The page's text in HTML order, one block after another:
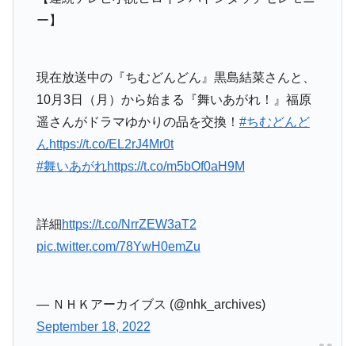
ー】
現在放送中の『ちむどんどん』黒島結菜さんと、
10月3日（月）から始まる『舞いあがれ！』福原
遥さんがドラマゆかりの品を交換！ #ちむどんど
んhttps://t.co/EL2rJ4Mr0t
#舞いあがれhttps://t.co/m5bOf0aH9M
詳細https://t.co/NrrZEW3aT2
pic.twitter.com/78YwH0emZu
— ＮＨＫアーカイブス (@nhk_archives)
September 18, 2022